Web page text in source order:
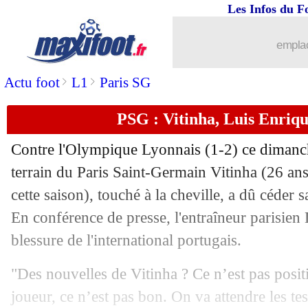
Actu foot> L1 > Paris SG
Les Infos du
PSG : Vitinha, Luis
Contre l'Olympique Lyonnais (1-2) ce
terrain du Paris Saint-Germain Vitinha (26
cette saison), touché à la cheville, a dû céder
En conférence de presse, l'entraîneur
blessure de l'international portugais.
"Des nouvelles de Vitinha ? Ce n’est pas
joueur, ce n’est pas bon. On va attendre les
Real: Arbeloa sonne la mobilisation
20/04 PFC
20/04 Strasbourg: record de jeunesse battu
20/04 Lyon : les gros, l'OL adore ça
20/04 Rennes: Haise ne se fixe aucune
20/04 PFC: Ferracci séduit par Kombouaré
20/04 Man City: Haaland salue Bernardo